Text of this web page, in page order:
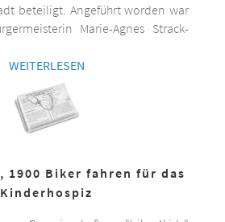
beteiligt. Angeführt worden war
Marie-Agnes Strack-
WEITERLESEN
1900 Biker fahren für das
Kinderhospiz